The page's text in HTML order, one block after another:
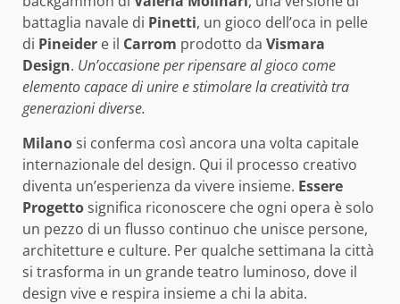
battaglia navale di Pinetti, un gioco dell’oca in pelle
di Pineider e il Carrom prodotto da Vismara
Design. Un’occasione per ripensare al gioco come
elemento capace di unire e stimolare la creatività tra
generazioni diverse.
Milanosi conferma così ancora una volta capitale
internazionale del design. Qui il processo creativo
diventa un’esperienza da vivere insieme. Essere
Progettosignifica riconoscere che ogni opera è solo
un pezzo di un flusso continuo che unisce persone,
architetture e culture. Per qualche settimana la città
si trasforma in un grande teatro luminoso, dove il
design vive e respira insieme a chi la abita.